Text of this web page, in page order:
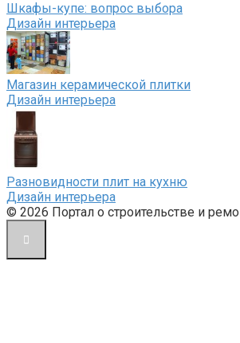
Шкафы-купе: вопрос выбора
Дизайн интерьера
Магазин керамической плитки
Дизайн интерьера
Разновидности плит на кухню
Дизайн интерьера
© 2026 Портал о строительстве и